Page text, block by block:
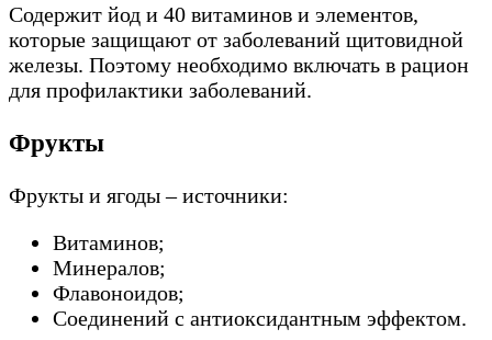
Содержит йод и 40 витаминов и элементов,
которые защищают от заболеваний щитовидной
железы. Поэтому необходимо включать в рацион
для профилактики заболеваний.
Фрукты
Фрукты и ягоды – источники:
Витаминов;
Минералов;
Флавоноидов;
Соединений с антиоксидантным эффектом.